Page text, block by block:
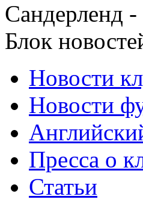
Сандерленд -
Блок
Новости
Новости
Пресса о
Статьи